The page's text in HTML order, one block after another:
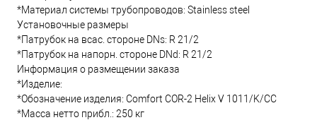
*Материал системы трубопроводов: Stainless steel
Установочные размеры
*Патрубок на всас. стороне DNs: R 21/2
*Патрубок на напорн. стороне DNd: R 21/2
Информация о размещении заказа
*Изделие:
*Обозначение изделия: Comfort COR-2 Helix V 1011/K/CC
*Масса нетто прибл.: 250 кг